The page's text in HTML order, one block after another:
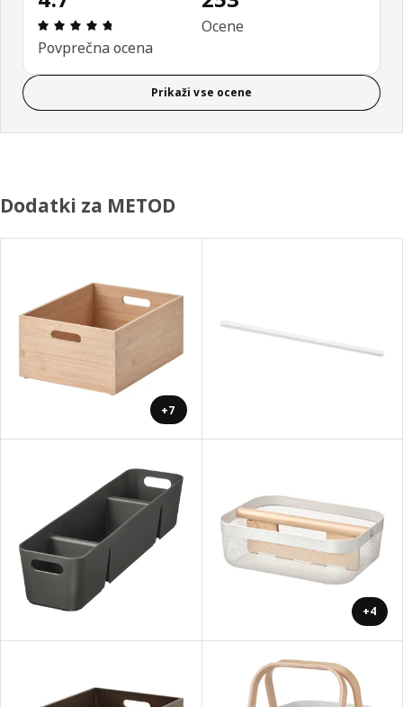
Ocena in komentar: 4.7 od skupno 5 zvezdic.
Povprečna ocena
Ocene
Prikaži vse ocene
Dodatki za METOD
+7
+4